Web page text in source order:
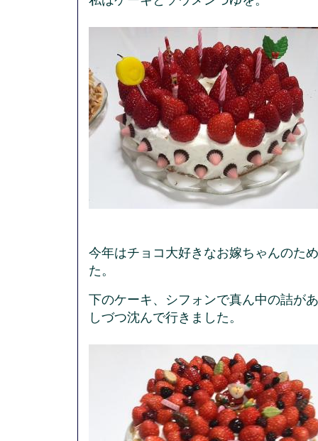
今年はチョコ大好きなお嫁ちゃんのた
た。
下のケーキ、シフォンで真ん中の詰が
しづつ沈んで行きました。